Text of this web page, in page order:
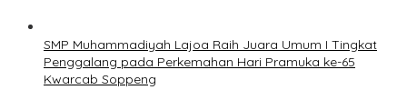
SMP Muhammadiyah Lajoa Raih Juara Umum I Tingkat
Penggalang pada Perkemahan Hari Pramuka ke-65
Kwarcab Soppeng